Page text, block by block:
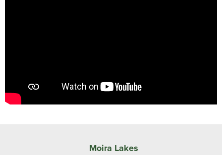
Moira Lakes